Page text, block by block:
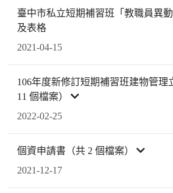
臺中市私立短期補習班「教職員異
及表格
2021-04-15
106年度新修訂短期補習班建物管理
11 個檔案）
2022-02-25
個資申請書（共 2 個檔案）
2021-12-17